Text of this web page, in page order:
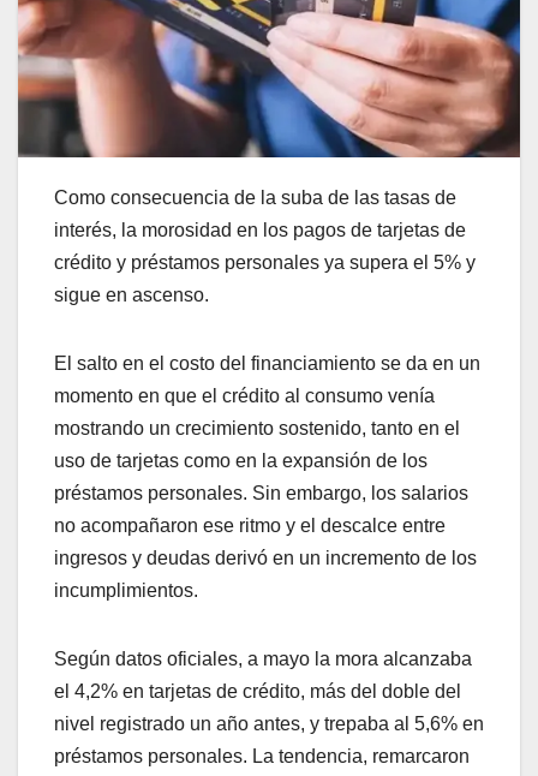
Como consecuencia de la suba de las tasas de
interés, la morosidad en los pagos de tarjetas de
crédito y préstamos personales ya supera el 5% y
sigue en ascenso.
El salto en el costo del financiamiento se da en un
momento en que el crédito al consumo venía
mostrando un crecimiento sostenido, tanto en el
uso de tarjetas como en la expansión de los
préstamos personales. Sin embargo, los salarios
no acompañaron ese ritmo y el descalce entre
ingresos y deudas derivó en un incremento de los
incumplimientos.
Según datos oficiales, a mayo la mora alcanzaba
el 4,2% en tarjetas de crédito, más del doble del
nivel registrado un año antes, y trepaba al 5,6% en
préstamos personales. La tendencia, remarcaron